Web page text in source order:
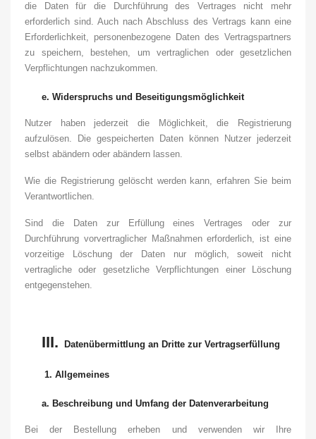
die Daten für die Durchführung des Vertrages nicht mehr
erforderlich sind. Auch nach Abschluss des Vertrags kann eine
Erforderlichkeit, personenbezogene Daten des Vertragspartners
zu speichern, bestehen, um vertraglichen oder gesetzlichen
Verpflichtungen nachzukommen.
e. Widerspruchs und Beseitigungsmöglichkeit
Nutzer haben jederzeit die Möglichkeit, die Registrierung
aufzulösen. Die gespeicherten Daten können Nutzer jederzeit
selbst abändern oder abändern lassen.
Wie die Registrierung gelöscht werden kann, erfahren Sie beim
Verantwortlichen.
Sind die Daten zur Erfüllung eines Vertrages oder zur
Durchführung vorvertraglicher Maßnahmen erforderlich, ist eine
vorzeitige Löschung der Daten nur möglich, soweit nicht
vertragliche oder gesetzliche Verpflichtungen einer Löschung
entgegenstehen.
III. Datenübermittlung an Dritte zur Vertragserfüllung
1. Allgemeines
a. Beschreibung und Umfang der Datenverarbeitung
Bei der Bestellung erheben und verwenden wir Ihre